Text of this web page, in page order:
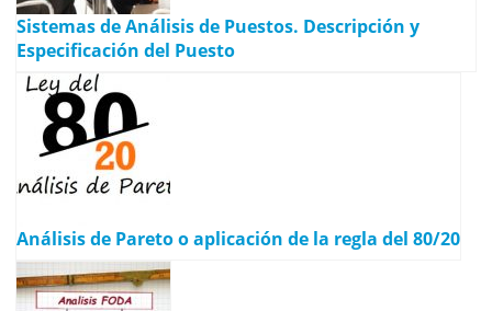
Sistemas de Análisis de Puestos. Descripción y
Especificación del Puesto
Análisis de Pareto o aplicación de la regla del 80/20